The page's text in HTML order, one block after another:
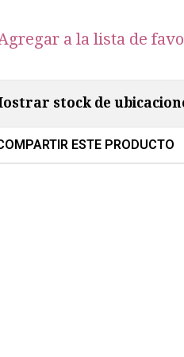
a la lista de
stock de
ESTE PRODUCTO